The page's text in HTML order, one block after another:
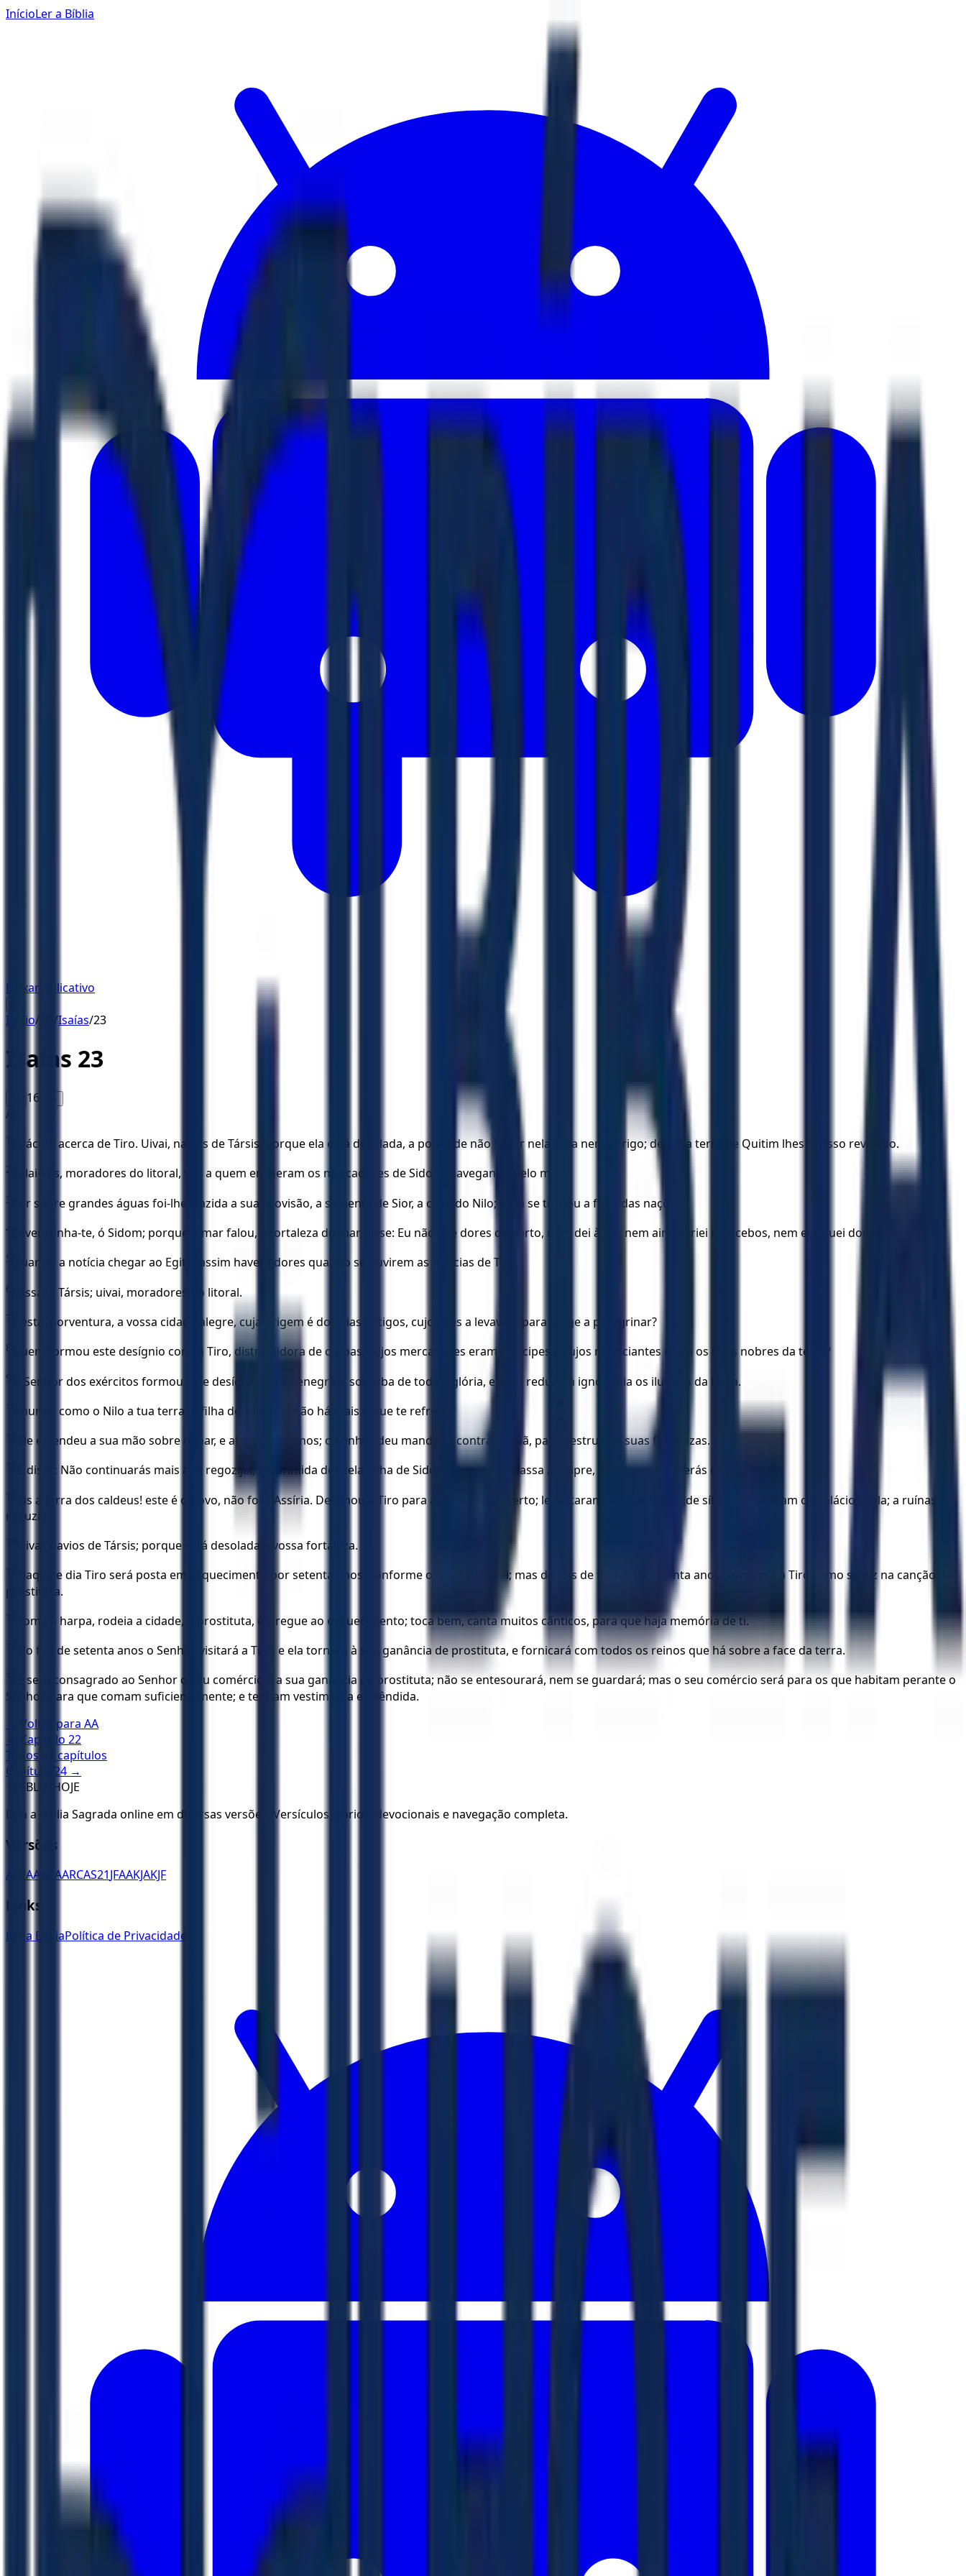
InícioLer a Bíblia
Baixar Aplicativo
Início/ /Isaías/23
Isaías 23
16 A+
AA
1 Oráculo acerca de Tiro. Uivai, navios de Társis, porque ela está desolada, a ponto de não haver nela casa nem abrigo; desde a terra de Quitim lhes foi isso revelado.
2 Calai-vos, moradores do litoral, vós a quem encheram os mercadores de Sidom, navegando pelo mar.
3 Por sobre grandes águas foi-lhe trazida a sua provisão, a semente de Sior, a ceifa do Nilo; e ela se tornou a feira das nações.
4 Envergonha-te, ó Sidom; porque o mar falou, a fortaleza do mar disse: Eu não tive dores de parto, nem dei à luz, nem ainda criei mancebos, nem eduquei donzelas.
5 Quando a notícia chegar ao Egito, assim haverá dores quando se ouvirem as notícias de Tiro.
6 Passai a Társis; uivai, moradores do litoral.
7 É esta, porventura, a vossa cidade alegre, cuja origem é dos dias antigos, cujos pés a levavam para longe a peregrinar?
8 Quem formou este desígnio contra Tiro, distribuidora de coroas, cujos mercadores eram príncipes e cujos negociantes eram os mais nobres da terra?
9 O Senhor dos exércitos formou este desígnio para denegrir a soberba de toda a glória, e para reduzir à ignomínia os ilustres da terra.
10 Inunda como o Nilo a tua terra, ó filha de Társis; já não há mais o que te refreie.
11 Ele estendeu a sua mão sobre o mar, e abalou os reinos; o Senhor deu mandado contra Canaã, para destruir as suas fortalezas.
12 E disse: Não continuarás mais a te regozijar, ó oprimida donzela, filha de Sidom; levanta-te, passa a Chipre, e ainda ali não terás descanso.
13
Eis a terra dos caldeus! este é o povo, não foi a Assíria. Destinou a Tiro para as feras do deserto; levantaram as suas torres de sítio; derrubaram os palácios dela; a ruínas a
reduziu.
14 Uivai, navios de Társis; porque está desolada a vossa fortaleza.
15
Naquele dia Tiro será posta em esquecimento por setenta anos, conforme os dias dum rei; mas depois de findos os setenta anos, sucederá a Tiro como se diz na canção da
prostituta.
16 Toma a harpa, rodeia a cidade, ó prostituta, entregue ao esquecimento; toca bem, canta muitos cânticos, para que haja memória de ti.
17 No fim de setenta anos o Senhor visitará a Tiro, e ela tornará à sua ganância de prostituta, e fornicará com todos os reinos que há sobre a face da terra.
18
E será consagrado ao Senhor o seu comércio e a sua ganância de prostituta; não se entesourará, nem se guardará; mas o seu comércio será para os que habitam perante o
Senhor, para que comam suficientemente; e tenham vestimenta esplêndida.
← Voltar para AA
← Capítulo 22
Todos os capítulos
Capítulo
24 →
BÍBLIA HOJE
Leia a Bíblia Sagrada online em diversas versões. Versículos diários, devocionais e navegação completa.
Versões
ACFAA ARAARCAS21JFAAKJAKJF
Links
Ler a BíbliaPolítica de Privacidade